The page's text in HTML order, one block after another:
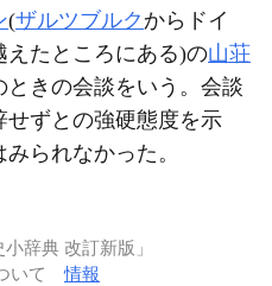
(ザルツブルクからドイ
えたところにある)の山荘
きの会談をいう。会談
ずとの強硬態度を示
みられなかった。
辞典 改訂新版」
ついて情報